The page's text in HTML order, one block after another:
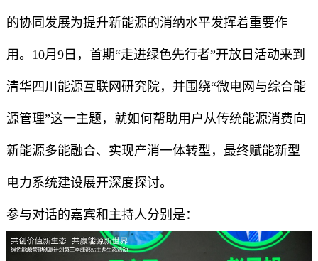
的协同发展为提升新能源的消纳水平发挥着重要作
用。10月9日，首期“走进绿色先行者”开放日活动来到
清华四川能源互联网研究院，并围绕“微电网与综合能
源管理”这一主题，就如何帮助用户从传统能源消费向
新能源多能融合、实现产消一体转型，最终赋能新型
电力系统建设展开深度探讨。
参与对话的嘉宾和主持人分别是：